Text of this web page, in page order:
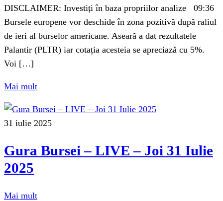
DISCLAIMER: Investiți în baza propriilor analize 09:36
Bursele europene vor deschide în zona pozitivă după raliul
de ieri al burselor americane. Aseară a dat rezultatele
Palantir (PLTR) iar cotația acesteia se apreciază cu 5%.
Voi […]
Mai mult
31 iulie 2025
Gura Bursei – LIVE – Joi 31 Iulie
2025
Mai mult